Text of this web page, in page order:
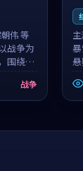
伟 等
战争为
围绕危
长展
，值得
战争
主